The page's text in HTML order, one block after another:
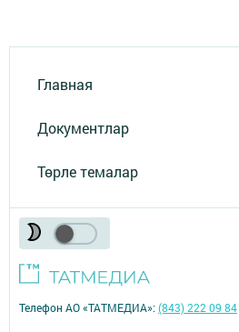
Главная
Документлар
Төрле темалар
Телефон АО «ТАТМЕДИА»:(843) 222 09 84